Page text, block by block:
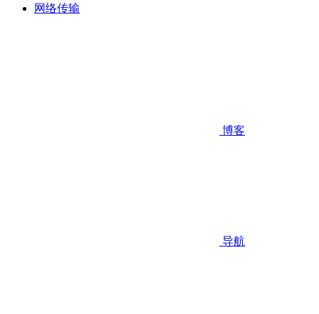
网络传输
博客
导航